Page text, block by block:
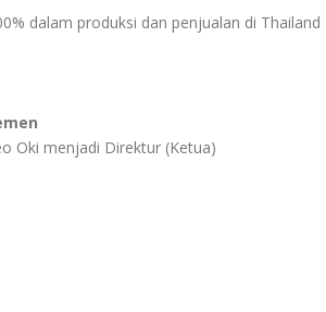
dalam produksi dan penjualan di Thailand
Oki menjadi Direktur (Ketua)